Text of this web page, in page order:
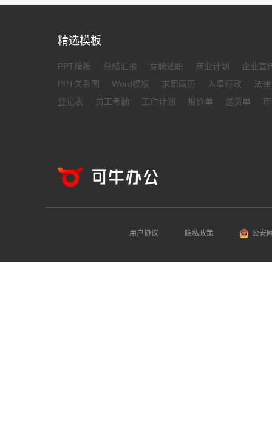
精选模板
PPT模板 总结汇报 竞聘述职 商业计划
企业宣
PPT关系图
Word模板 求职简历 人事行政
法
登记表
员工考勤 工作计划 报价单 送货单
用户协议 隐私政策 公安